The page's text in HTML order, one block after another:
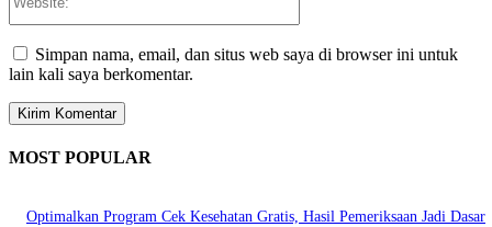
Simpan nama, email, dan situs web saya di browser ini untuk
lain kali saya berkomentar.
MOST POPULAR
Optimalkan Program Cek Kesehatan Gratis, Hasil Pemeriksaan Jadi Dasar